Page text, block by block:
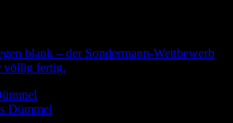
blank – der Sondermann-Wettbewerb
völlig fertig.
Dümmel